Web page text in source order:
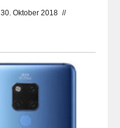
30. Oktober 2018 //